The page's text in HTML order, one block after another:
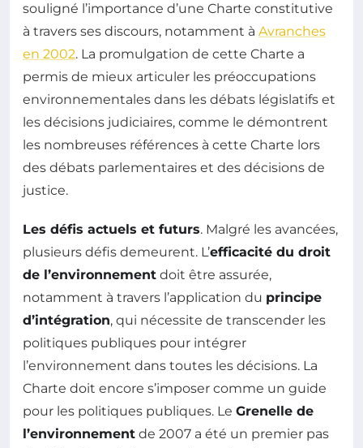
souligné l’importance d’une Charte constitutive
à travers ses discours, notamment à Avranches
en 2002. La promulgation de cette Charte a
permis de mieux articuler les préoccupations
environnementales dans les débats législatifs et
les décisions judiciaires, comme le démontrent
les nombreuses références à cette Charte lors
des débats parlementaires et des décisions de
justice.
Les défis actuels et futurs. Malgré les avancées,
plusieurs défis demeurent. L’efficacité du droit
de l’environnement doit être assurée,
notamment à travers l’application du principe
d’intégration, qui nécessite de transcender les
politiques publiques pour intégrer
l’environnement dans toutes les décisions. La
Charte doit encore s’imposer comme un guide
pour les politiques publiques. Le Grenelle de
l’environnement de 2007 a été un premier pas